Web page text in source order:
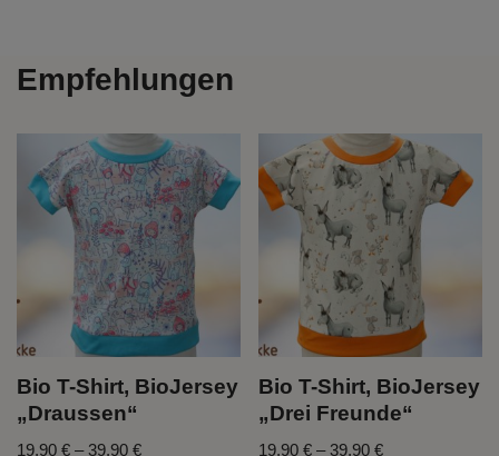
Empfehlungen
Bio T-Shirt, BioJersey
„Draussen“
19,90 € –39,90 €
Bio T-Shirt, BioJersey
„Drei Freunde“
19,90€ –39,90€